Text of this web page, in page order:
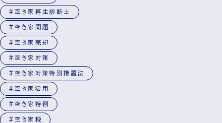
#空き家再生診断士
#空き家問題
#空き家売却
#空き家対策
#空き家対策特別措置法
#空き家活用
#空き家特例
#空き家税